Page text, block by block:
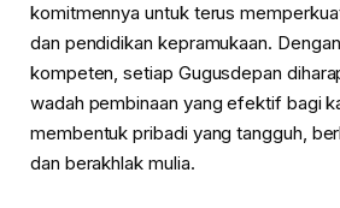
komitmennya untuk terus
dan pendidikan kepramukaan.
kompeten, setiap Gugusdepan
wadah pembinaan yang efektif bagi
membentuk pribadi yang tangguh,
dan berakhlak mulia.